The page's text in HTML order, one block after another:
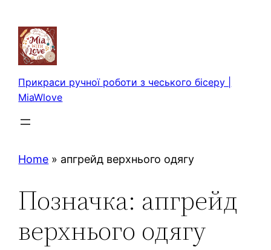
вмісту
Прикраси ручної роботи з чеського бісеру |
MiaWlove
Home » апгрейд верхнього одягу
Позначка: апгрейд
верхнього одягу